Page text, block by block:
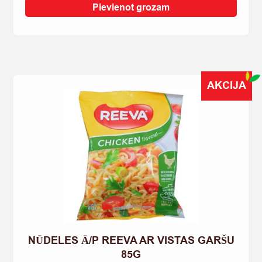
AR
SIERA
Pievienot grozam
NŪDELES Ā/P REEVA AR VISTAS GARŠU
85G
AKCIJA